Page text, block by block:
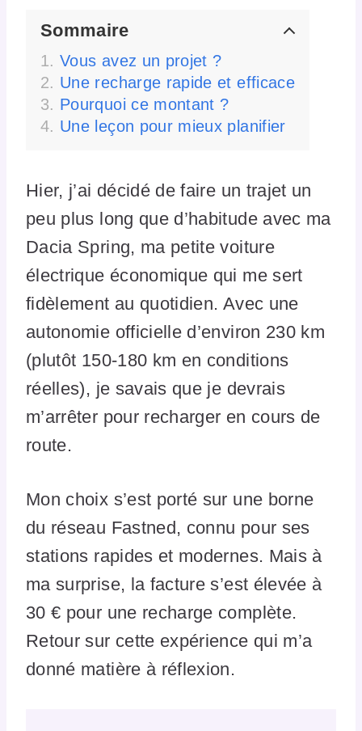
Sommaire
Vous avez un projet ?
Une recharge rapide et efficace
Pourquoi ce montant ?
Une leçon pour mieux planifier
Hier, j’ai décidé de faire un trajet un
peu plus long que d’habitude avec ma
Dacia Spring, ma petite voiture
électrique économique qui me sert
fidèlement au quotidien. Avec une
autonomie officielle d’environ 230 km
(plutôt 150-180 km en conditions
réelles), je savais que je devrais
m’arrêter pour recharger en cours de
route.
Mon choix s’est porté sur une borne
du réseau Fastned, connu pour ses
stations rapides et modernes. Mais à
ma surprise, la facture s’est élevée à
30 € pour une recharge complète.
Retour sur cette expérience qui m’a
donné matière à réflexion.